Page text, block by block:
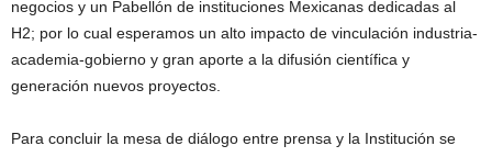
negocios y un Pabellón de instituciones Mexicanas dedicadas al
H2; por lo cual esperamos un alto impacto de vinculación industria-
academia-gobierno y gran aporte a la difusión científica y
generación nuevos proyectos.
Para concluir la mesa de diálogo entre prensa y la Institución se